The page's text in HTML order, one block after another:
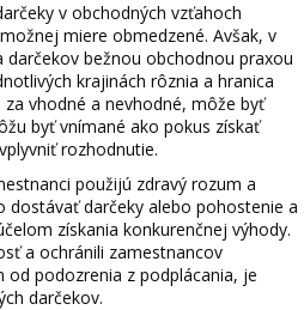
v obchodných vzťahoch
miere obmedzené. Avšak, v
bežnou obchodnou praxou
krajinách rôznia a hranica
vhodné a nevhodné, môže byť
byť vnímané ako pokus získať
rozhodnutie.
použijú zdravý rozum a
dostávať darčeky alebo pohostenie a
získania konkurenčnej výhody.
a ochránili zamestnancov
podozrenia z podplácania, je
darčekov.